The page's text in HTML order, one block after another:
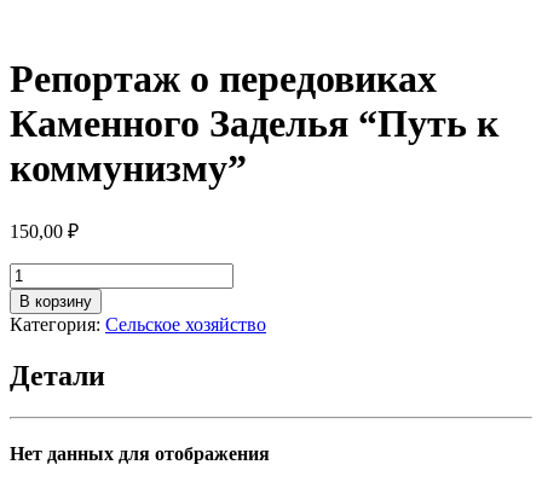
Репортаж о передовиках
Каменного Заделья “Путь к
коммунизму”
150,00 ₽
Количество
товара
Репортаж
о
Каменного
"Путь
к
коммунизму"
В корзину
Категория: Сельское хозяйство
Детали
Нет данных для отображения